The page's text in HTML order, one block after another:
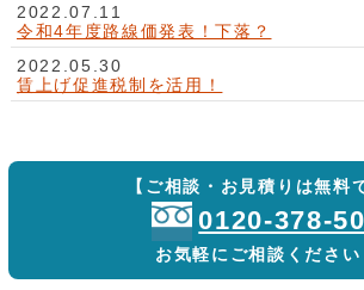
2022.07.11
令和4年度路線価発表！下落？
2022.05.30
賃上げ促進税制を活用！
【ご相談・お見積りは無料
0120-378-
お気軽にご相談ください